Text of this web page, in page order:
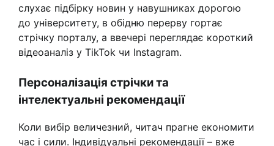
слухає підбірку новин у навушниках дорогою
до університету, в обідню перерву гортає
стрічку порталу, а ввечері переглядає короткий
відеоаналіз у TikTok чи Instagram.
Персоналізація стрічки та
інтелектуальні рекомендації
Коли вибір величезний, читач прагне економити
час і сили. Індивідуальні рекомендації – вже